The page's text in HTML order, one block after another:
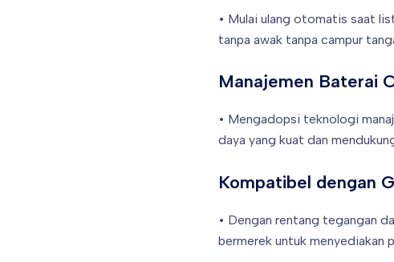
• Mulai ulang otomatis saat
tanpa awak tanpa campur
Manajemen Baterai
• Mengadopsi teknologi
daya yang kuat dan
Kompatibel dengan
• Dengan rentang tegangan
bermerek untuk menyediakan